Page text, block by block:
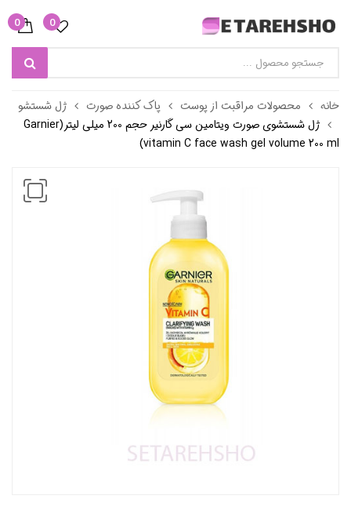
0
0
خانه محصولات مراقبت از پوست پاک کننده صورت
ژل شستشو
ژل شستشوی صورت ویتامین سی گارنیر حجم 200 میلی لیتر(Garnier
vitamin C face wash gel volume 200 ml)